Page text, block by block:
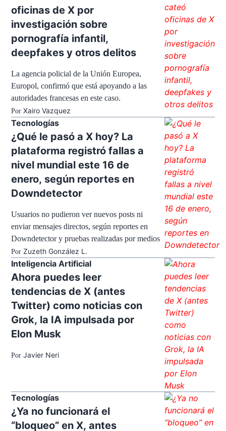
oficinas de X por
investigación sobre
pornografía infantil,
deepfakes y otros delitos
La agencia policial de la Unión Europea,
Europol, confirmó que está apoyando a las
autoridades francesas en este caso.
Por Xairo Vazquez
Tecnologías
¿Qué le pasó a X hoy? La
plataforma registró fallas a
nivel mundial este 16 de
enero, según reportes en
Downdetector
Usuarios no pudieron ver nuevos posts ni
enviar mensajes directos, según reportes en
Downdetector y pruebas realizadas por medios
Por Zuzeth González L.
Inteligencia Artificial
Ahora puedes leer
tendencias de X (antes
Twitter) como noticias con
Grok, la IA impulsada por
Elon Musk
Por Javier Neri
Tecnologías
¿Ya no funcionará el
“bloqueo” en X, antes